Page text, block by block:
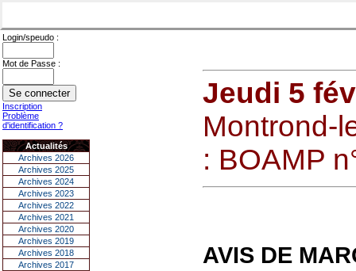
Login/speudo :
Mot de Passe :
Inscription
Problème
d'identification ?
Actualités
Archives 2026
Archives 2025
Archives 2024
Archives 2023
Archives 2022
Archives 2021
Archives 2020
Archives 2019
Archives 2018
Archives 2017
Jeudi 5
Montrond-
: BOAMP
AVIS DE